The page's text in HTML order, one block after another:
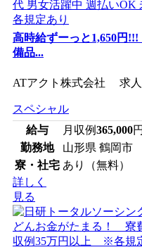
高時給ずーっと1,650円
備品...
ATアクト株式会社 求人
スペシャル
給与
月収例365,000円
勤務地
山形県 鶴岡市
寮・社宅 あり（無料）
詳しく
見る